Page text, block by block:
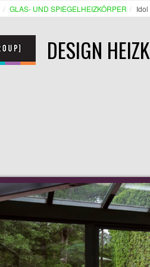
GLAS- UND SPIEGELHEIZKÖRPER
DESIGN